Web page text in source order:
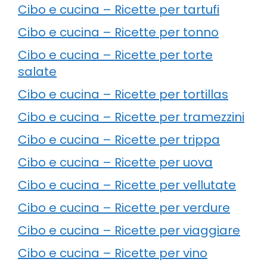
Cibo e cucina – Ricette per tartufi
Cibo e cucina – Ricette per tonno
Cibo e cucina – Ricette per torte
salate
Cibo e cucina – Ricette per tortillas
Cibo e cucina – Ricette per tramezzini
Cibo e cucina – Ricette per trippa
Cibo e cucina – Ricette per uova
Cibo e cucina – Ricette per vellutate
Cibo e cucina – Ricette per verdure
Cibo e cucina – Ricette per viaggiare
Cibo e cucina – Ricette per vino